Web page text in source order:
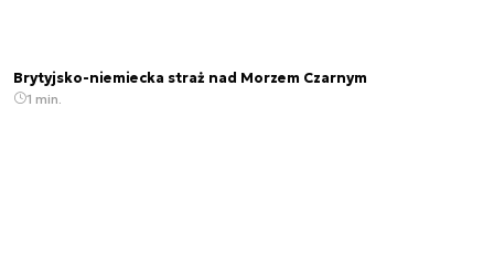
Brytyjsko-niemiecka straż nad Morzem Czarnym
1 min.